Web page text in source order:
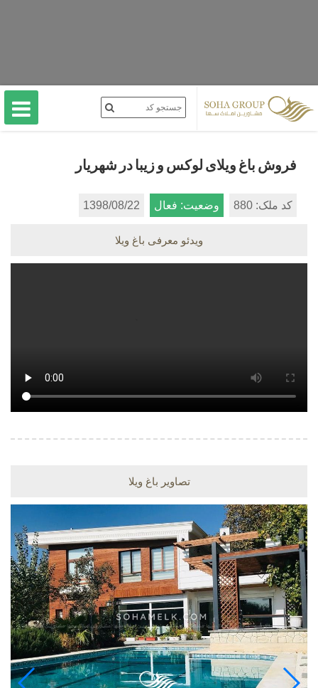
فروش باغ ویلای لوکس و زیبا در شهریار
کد ملک: 880 وضعیت: فعال 1398/08/22
ویدئو معرفی باغ ویلا
تصاویر باغ ویلا